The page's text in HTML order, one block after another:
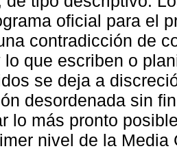
oficial para el
contradicción de
lo que escriben o
se deja a
desordenada sin
lo más pronto
nivel de la Media